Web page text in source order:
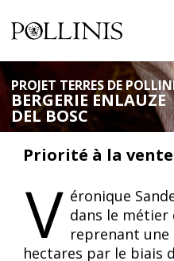
Aller
au
contenu
principal
domestiques et sauvages, et
les pollinisateurs
PROJET TERRES DE
BERGERIE ENLAUZE
DEL BOSC
Priorité à la
V éronique
dans le métier
reprenant
hectares par le biais